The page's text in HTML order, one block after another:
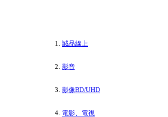
誠品線上
影音
影像BD/UHD
電影、電視